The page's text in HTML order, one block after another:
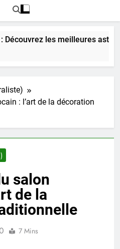
les meilleures astuces en
: l’art de la décoration
salon
de la
7 Mins